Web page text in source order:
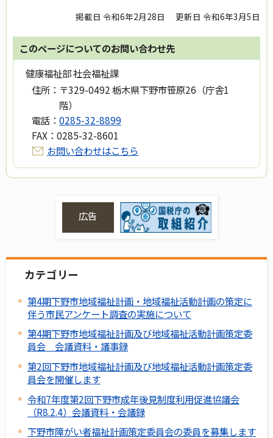
掲載日 令和6年2月28日 更新日 令和6年3月5日
このページについてのお問い合わせ先
健康福祉部 社会福祉課
住所： 〒329-0492 栃木県下野市笹原26（庁舎1
階）
電話： 0285-32-8899
FAX： 0285-32-8601
お問い合わせはこちら
広告
カテゴリー
第4期下野市地域福祉計画・地域福祉活動計画の策定に
伴う市民アンケート調査の実施について
第4期下野市地域福祉計画及び地域福祉活動計画策定委
員会 会議資料・議事録
第2回下野市地域福祉計画及び地域福祉活動計画策定委
員会を開催します
令和7年度第2回下野市成年後見制度利用促進協議会
（R8.2.4）会議資料・会議録
下野市障がい者福祉計画策定委員会の委員を募集します